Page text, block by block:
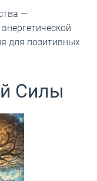
—
для позитивных
Силы